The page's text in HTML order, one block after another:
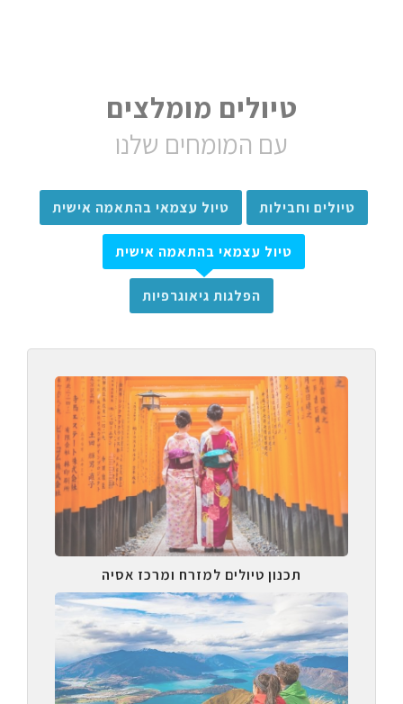
טיולים מומלצים
עם המומחים שלנו
טיולים וחבילות טיול עצמאי בהתאמה אישית
טיול עצמאי בהתאמה אישית
הפלגות גיאוגרפיות
תכנון טיולים למזרח ומרכז אסיה